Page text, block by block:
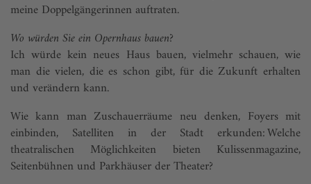
meine Doppelgängerinnen auftraten.
Wo würden Sie ein Opernhaus bauen?
Ich würde kein neues Haus bauen, vielmehr schauen, wie
man die vielen, die es schon gibt, für die Zukunft erhalten
und verändern kann.
Wie kann man Zuschauerräume neu denken, Foyers mit
einbinden, Satelliten in der Stadt erkunden: Welche
theatralischen Möglichkeiten bieten Kulissenmagazine,
Seitenbühnen und Parkhäuser der Theater?